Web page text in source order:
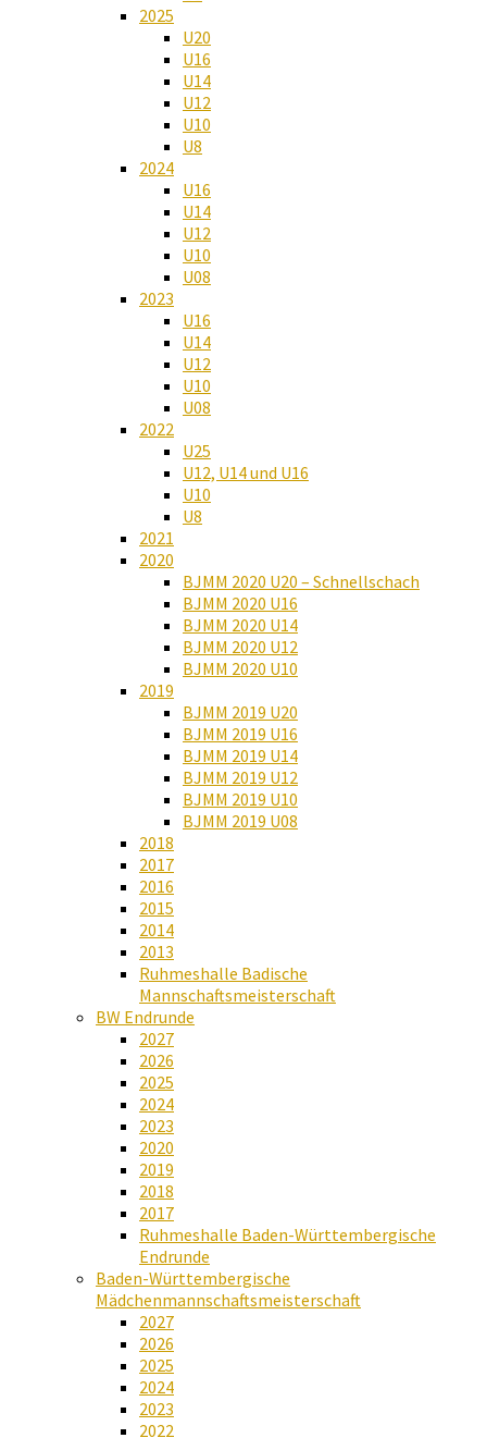
2025
U20
U16
U14
U12
U10
U8
2024
U16
U14
U12
U10
U08
2023
U16
U14
U12
U10
U08
2022
U25
U12, U14 und U16
U10
U8
2021
2020
BJMM 2020 U20 – Schnellschach
BJMM 2020 U16
BJMM 2020 U14
BJMM 2020 U12
BJMM 2020 U10
2019
BJMM 2019 U20
BJMM 2019 U16
BJMM 2019 U14
BJMM 2019 U12
BJMM 2019 U10
BJMM 2019 U08
2018
2017
2016
2015
2014
2013
Ruhmeshalle Badische
Mannschaftsmeisterschaft
BW Endrunde
2027
2026
2025
2024
2023
2020
2019
2018
2017
Ruhmeshalle Baden-Württembergische
Endrunde
Baden-Württembergische
Mädchenmannschaftsmeisterschaft
2027
2026
2025
2024
2023
2022